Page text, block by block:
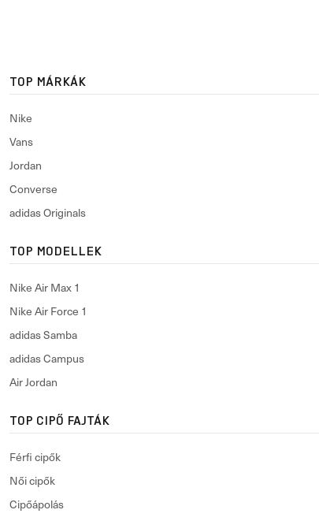
TOP MÁRKÁK
Nike
Vans
Jordan
Converse
adidas Originals
TOP MODELLEK
Nike Air Max 1
Nike Air Force 1
adidas Samba
adidas Campus
Air Jordan
TOP CIPŐ FAJTÁK
Férfi cipők
Női cipők
Cipőápolás